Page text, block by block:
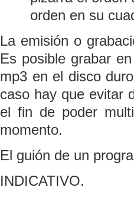
orden en su
La emisión o
Es posible grabar
mp3 en el disco
caso hay que evitar
el fin de poder
momento.
El guión de un
INDICATIVO.